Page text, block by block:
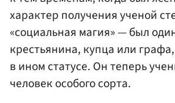
характер получения ученой
«социальная магия» — был
крестьянина, купца или
в ином статусе. Он теперь
человек особого сорта.